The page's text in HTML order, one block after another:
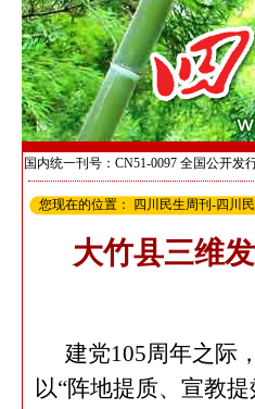
国内统一刊号：CN51-0097 全国公开发
您现在的位置： 四川民生周刊-四川
大竹县三维
建党105周年之际
以“阵地提质、宣教